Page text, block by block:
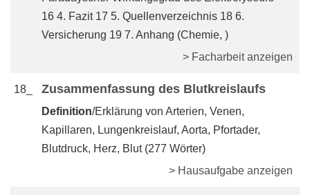
16 4. Fazit 17 5. Quellenverzeichnis 18 6.
Versicherung 19 7. Anhang (Chemie, )
> Facharbeit anzeigen
18_ Zusammenfassung des Blutkreislaufs
Definition/Erklärung von Arterien, Venen,
Kapillaren, Lungenkreislauf, Aorta, Pfortader,
Blutdruck, Herz, Blut (277 Wörter)
> Hausaufgabe anzeigen